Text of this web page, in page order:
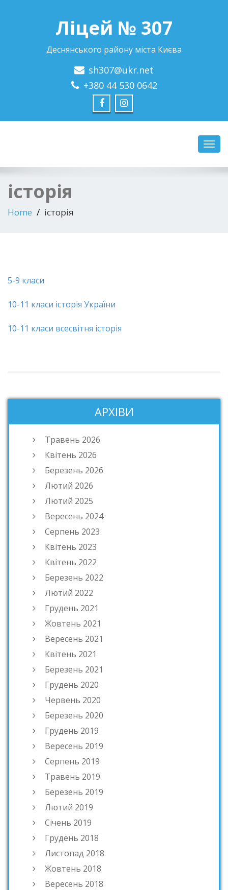
Ліцей № 307
Деснянського району міста Києва
sh307@ukr.net
+380 44 530 0642
історія
Home історія
5-9 класи
10-11 класи історія України
10-11 класи всесвітня історія
АРХІВИ
Травень 2026
Квітень 2026
Березень 2026
Лютий 2026
Лютий 2025
Вересень 2024
Серпень 2023
Квітень 2023
Квітень 2022
Березень 2022
Лютий 2022
Грудень 2021
Жовтень 2021
Вересень 2021
Квітень 2021
Березень 2021
Грудень 2020
Червень 2020
Березень 2020
Грудень 2019
Вересень 2019
Серпень 2019
Травень 2019
Березень 2019
Лютий 2019
Січень 2019
Грудень 2018
Листопад 2018
Жовтень 2018
Вересень 2018